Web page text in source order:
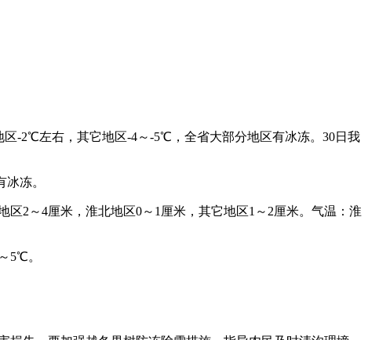
-2℃左右，其它地区-4～-5℃，全省大部分地区有冰冻。30日我
冻。
2～4厘米，淮北地区0～1厘米，其它地区1～2厘米。气温：淮
5℃。